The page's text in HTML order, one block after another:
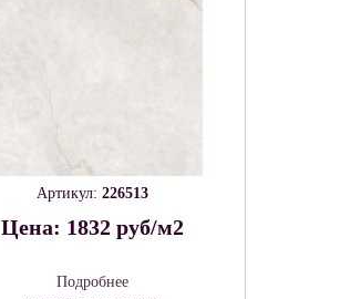
Артикул: 226513
Цена: 1832 руб/м2
Подробнее